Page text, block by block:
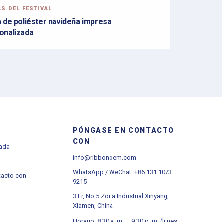
DEL FESTIVAL
de poliéster navideña impresa
con
PÓNGASE EN CONTACTO
CON
info@ribbonoem.com
WhatsApp / WeChat: +86 131 1073
9215
3 Fr, No.5 Zona Industrial Xinyang,
Xiamen, China